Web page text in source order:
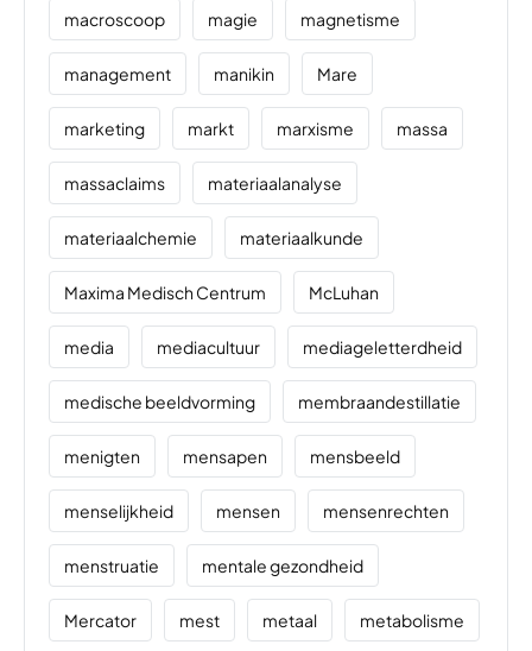
macroscoop magie magnetisme
management manikin Mare
marketing markt marxisme massa
massaclaims materiaalanalyse
materiaalchemie materiaalkunde
Maxima Medisch Centrum McLuhan
media mediacultuur mediageletterdheid
medische beeldvorming membraandestillatie
menigten mensapen mensbeeld
menselijkheid mensen mensenrechten
menstruatie mentale gezondheid
Mercator mest metaal metabolisme